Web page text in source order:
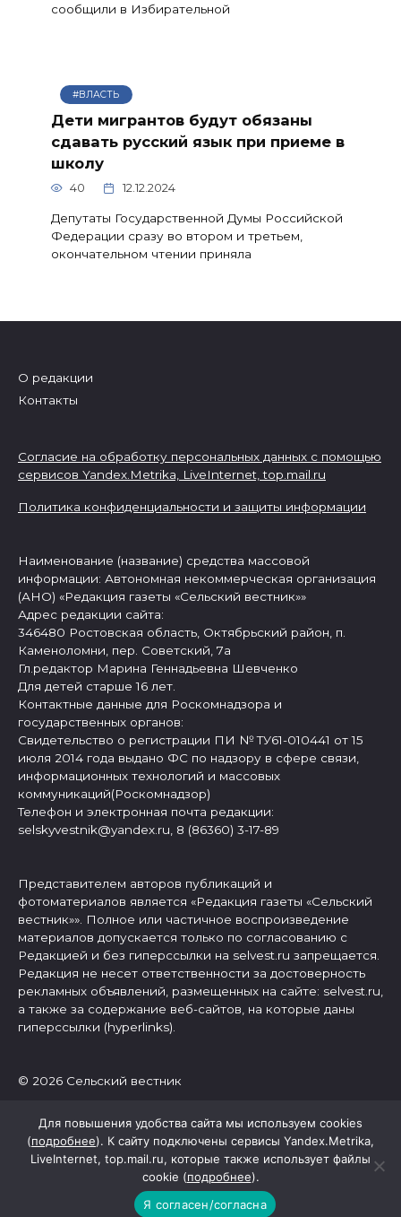
сообщили в Избирательной
#ВЛАСТЬ
Дети мигрантов будут обязаны
сдавать русский язык при приеме в
школу
40 12.12.2024
Депутаты Государственной Думы Российской
Федерации сразу во втором и третьем,
окончательном чтении приняла
О редакции
Контакты
Согласие на обработку персональных данных с помощью
сервисов Yandex.Metrika, LiveInternet,top.mail.ru
Политика конфиденциальности и защиты информации
Наименование (название) средства массовой
информации: Автономная некоммерческая организация
(АНО) «Редакция газеты «Сельский вестник»»
Адрес редакции сайта:
346480 Ростовская область, Октябрьский район, п.
Каменоломни, пер. Советский, 7а
Гл.редактор Марина Геннадьевна Шевченко
Для детей старше 16 лет.
Контактные данные для Роскомнадзора и
государственных органов:
Свидетельство о регистрации ПИ № ТУ61-010441 от 15
июля 2014 года выдано ФС по надзору в сфере связи,
информационных технологий и массовых
коммуникаций(Роскомнадзор)
Телефон и электронная почта редакции:
selskyvestnik@yandex.ru, 8 (86360) 3-17-89
Представителем авторов публикаций и
фотоматериалов является «Редакция газеты «Сельский
вестник»». Полное или частичное воспроизведение
материалов допускается только по согласованию с
Редакцией и без гиперссылки на selvest.ru запрещается.
Редакция не несет ответственности за достоверность
рекламных объявлений, размещенных на сайте: selvest.ru,
а также за содержание веб-сайтов, на которые даны
гиперссылки (hyperlinks).
© 2026 Сельский вестник
Для повышения удобства сайта мы используем cookies
(подробнее). К сайту подключены сервисы Yandex.Metrika,
LiveInternet, top.mail.ru, которые также использует файлы
cookie (подробнее).
Я согласен/согласна